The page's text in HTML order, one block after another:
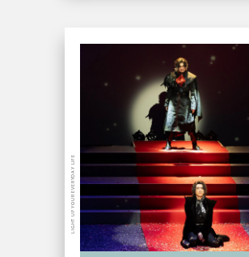
LIGHT UP YOUR EVERYDAY LIFE